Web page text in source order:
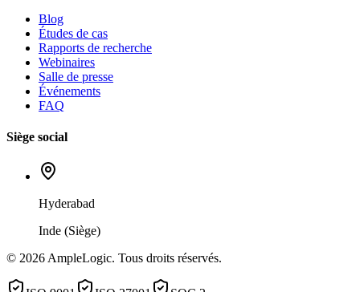
Blog
Études de cas
Rapports de recherche
Webinaires
Salle de presse
Événements
FAQ
Siège social
Hyderabad
Inde (Siège)
© 2026 AmpleLogic. Tous droits réservés.